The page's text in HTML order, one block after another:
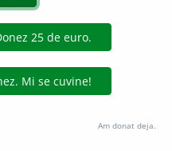
(https://dexonline.ro)
metode de extragere automată
de date oferite oficial spre utilizare
Hosterion
Am donat deja.